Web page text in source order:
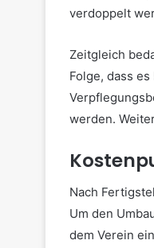
verdoppelt
Zeitgleich
Folge, dass
werden.
Nach
Um den
dem Verein